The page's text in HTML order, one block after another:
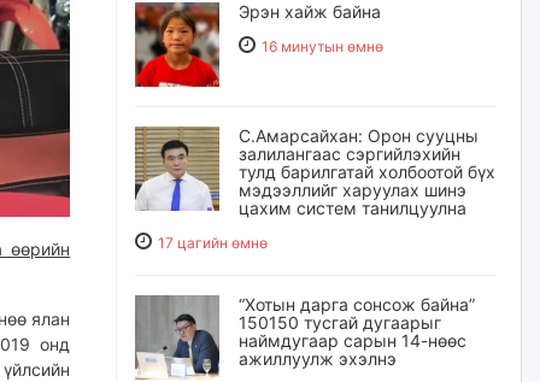
өөрийн
ялан
онд
Эрэн хайж байна
16 минутын өмнө
С.Амарсайхан: Орон сууцны
залилангаас сэргийлэхийн
тулд барилгатай холбоотой бүх
мэдээллийг харуулах шинэ
цахим систем танилцуулна
17 цагийн өмнө
“Хотын дарга сонсож байна”
150150 тусгай дугаарыг
наймдугаар сарын 14-нөөс
ажиллуулж эхэлнэ